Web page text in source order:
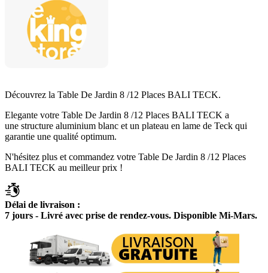
Découvrez la Table De Jardin 8 /12 Places BALI TECK.
Elegante votre Table De Jardin 8 /12 Places BALI TECK a
une structure aluminium blanc et un plateau en lame de Teck qui
garantie une qualité optimum.
N'hésitez plus et commandez votre Table De Jardin 8 /12 Places
BALI TECK au meilleur prix !
Délai de livraison :
7 jours - Livré avec prise de rendez-vous. Disponible Mi-Mars.